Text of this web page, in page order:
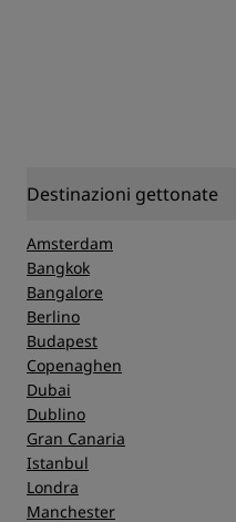
Destinazioni gettonate
Amsterdam
Bangkok
Bangalore
Berlino
Budapest
Copenaghen
Dubai
Dublino
Gran Canaria
Istanbul
Londra
Manchester